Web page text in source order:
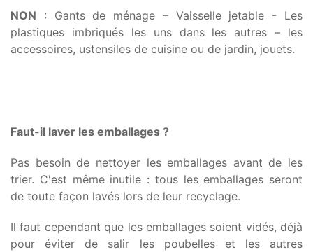
NON : Gants de ménage – Vaisselle jetable - Les
plastiques imbriqués les uns dans les autres – les
accessoires, ustensiles de cuisine ou de jardin, jouets.
Faut-il laver les emballages ?
Pas besoin de nettoyer les emballages avant de les
trier. C'est même inutile : tous les emballages seront
de toute façon lavés lors de leur recyclage.
Il faut cependant que les emballages soient vidés, déjà
pour éviter de salir les poubelles et les autres